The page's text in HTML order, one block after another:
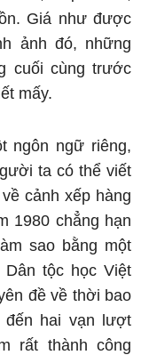
Giá như được
ảnh đó, những
cuối cùng trước
mấy.
ngôn ngữ riêng,
ta có thể viết
cảnh xếp hàng
1980 chẳng hạn
sao bằng một
Dân tộc học Việt
đề về thời bao
đến hai vạn lượt
rất thành công